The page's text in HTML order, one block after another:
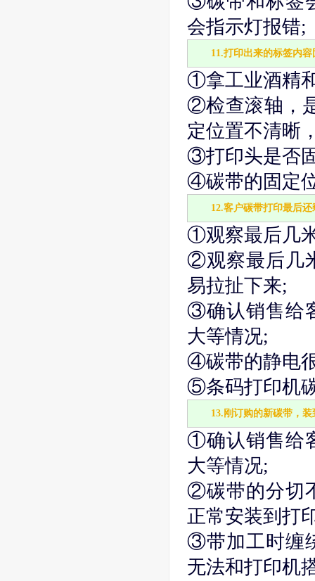
会指示灯报错;
11.打印出来的标签内
①拿工业酒精
②检查滚轴，
定位置不清晰
③打印头是否
④碳带的固定
12.客户碳带打印最后
①观察最后几
②观察最后几
易拉扯下来;
③确认销售给
大等情况;
④碳带的静电
⑤条码打印机
13.刚订购的新碳带，
①确认销售给
大等情况;
②碳带的分切
正常安装到打
③带加工时缠
无法和打印机